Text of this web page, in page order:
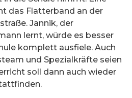
das Flatterband an der
Jannik, der
lernt, würde es besser
komplett ausfiele. Auch
und Spezialkräfte seien
soll dann auch wieder